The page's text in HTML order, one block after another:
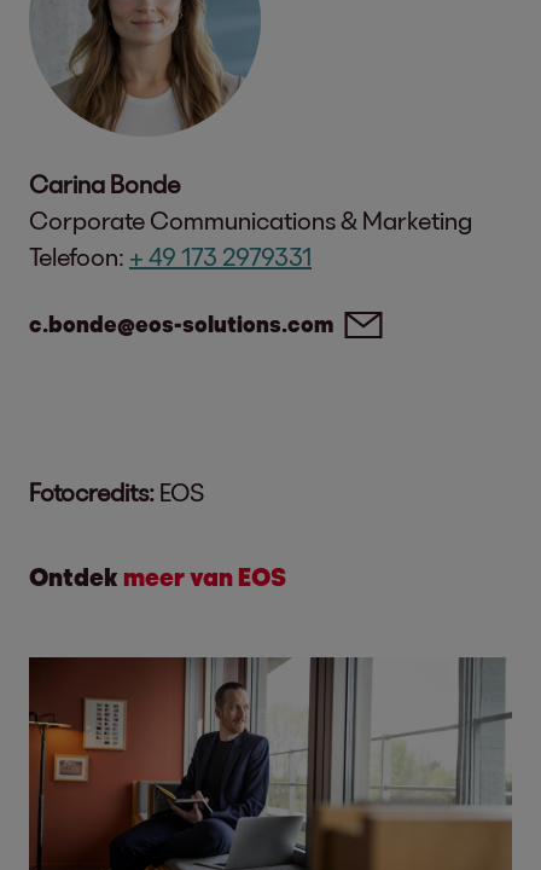
Carina Bonde
Corporate Communications & Marketing
Telefoon: + 49 173 2979331
c.bonde@eos-solutions.com
Fotocredits: EOS
Ontdek meer van EOS